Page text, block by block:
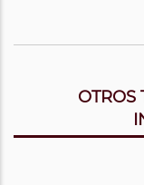
OTROS